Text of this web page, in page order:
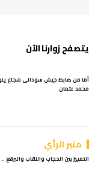
يتصفح زوارنا الآن
أما من ضابط جيش سودانى شجاع
محمد عثمان
منبر الرأي
التمييز بين الحجاب والنقاب